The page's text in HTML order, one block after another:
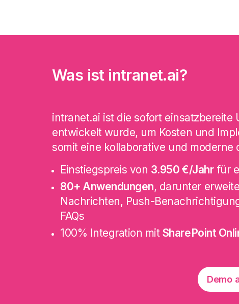
Was ist intranet.ai?
intranet.ai ist die sofort
entwickelt wurde, um Kosten und
somit eine kollaborative und
Einstiegspreis von 3.950 €/Jahrfür
80+ Anwendungen, darunter
Nachrichten, Push-
FAQs
100% Integration mit SharePoint
Demo